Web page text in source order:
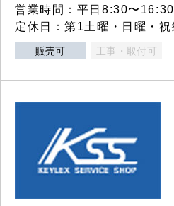
営業時間：平日8:30〜
定休日：第1土曜・日曜・祝
販売可 工事・取付可